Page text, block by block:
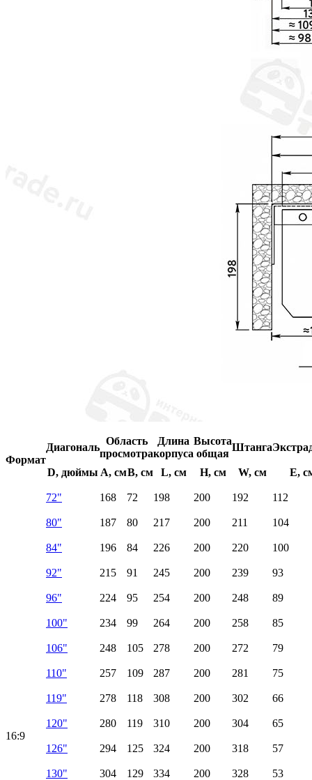
Формат
Диагональ
Область
просмотра
Длина
корпуса
Высота
общая
Штанга
D, дюймы A, смB, см L, см H, см W, см E,
16:9
72" 168 72 198 200 192 112
80" 187 80 217 200 211 104
84" 196 84 226 200 220 100
92" 215 91 245 200 239 93
96" 224 95 254 200 248 89
100" 234 99 264 200 258 85
106" 248 105 278 200 272 79
110" 257 109 287 200 281 75
119" 278 118 308 200 302 66
120" 280 119 310 200 304 65
126" 294 125 324 200 318 57
130" 304 129 334 200 328 53